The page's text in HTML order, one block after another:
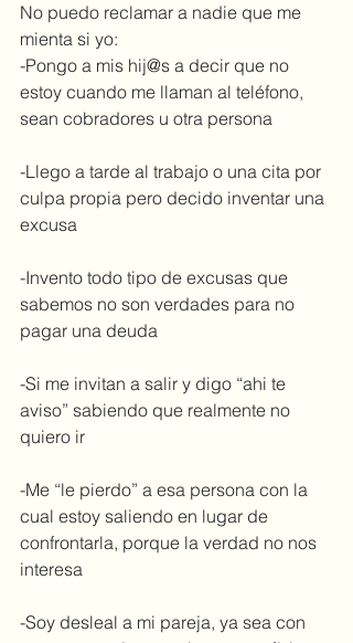
No puedo reclamar a nadie que me
mienta si yo:
-Pongo a mis hij@s a decir que no
estoy cuando me llaman al teléfono,
sean cobradores u otra persona
-Llego a tarde al trabajo o una cita por
culpa propia pero decido inventar una
excusa
-Invento todo tipo de excusas que
sabemos no son verdades para no
pagar una deuda
-Si me invitan a salir y digo “ahi te
aviso” sabiendo que realmente no
quiero ir
-Me “le pierdo” a esa persona con la
cual estoy saliendo en lugar de
confrontarla, porque la verdad no nos
interesa
-Soy desleal a mi pareja, ya sea con